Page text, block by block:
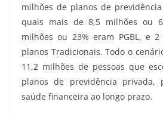
milhões de planos de
quais mais de 8,5 milhões ou
milhões ou 23% eram PGBL, e
planos Tradicionais. Todo o
11,2 milhões de pessoas que
planos de previdência privada,
saúde financeira ao longo prazo.